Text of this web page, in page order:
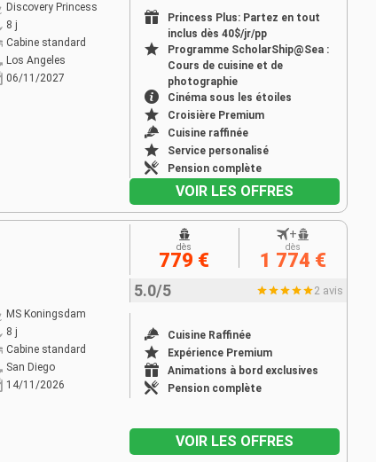
Discovery Princess
8 j
Cabine standard
Los Angeles
06/11/2027
Princess Plus: Partez en tout
inclus dès 40$/jr/pp
Programme ScholarShip@Sea :
Cours de cuisine et de
photographie
Cinéma sous les étoiles
Croisière Premium
Cuisine raffinée
Service personalisé
Pension complète
VOIR LES OFFRES
MS Koningsdam
8 j
Cabine standard
San Diego
14/11/2026
5.0/5 2 avis
Cuisine Raffinée
Expérience Premium
Animations à bord exclusives
Pension complète
dès
779 €
+
dès
1 774 €
VOIR LES OFFRES